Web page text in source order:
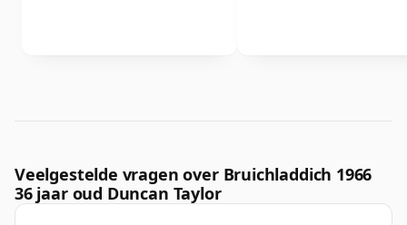
Veelgestelde vragen over Bruichladdich 1966
36 jaar oud Duncan Taylor